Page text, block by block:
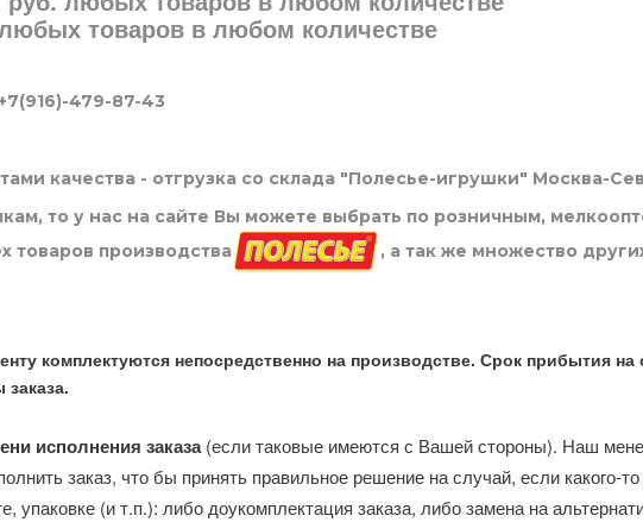
товаров в любом количестве
479-87-43
качества - отгрузка со склада "Полесье-игрушки" Москва-
то у нас на сайте Вы можете выбрать по розничным,
товаров производства
, а так же множество
комплектуются непосредственно на производстве. Срок прибытия на
исполнения заказа(если таковые имеются с Вашей стороны). Наш
заказ, что бы принять правильное решение на случай, если какого-
упаковке (и т.п.): либо доукомплектация заказа, либо замена на